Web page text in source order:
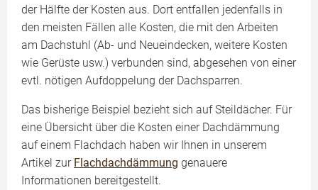
der Hälfte der Kosten aus. Dort entfallen jedenfalls in
den meisten Fällen alle Kosten, die mit den Arbeiten
am Dachstuhl (Ab- und Neueindecken, weitere Kosten
wie Gerüste usw.) verbunden sind, abgesehen von einer
evtl. nötigen Aufdoppelung der Dachsparren.
Das bisherige Beispiel bezieht sich auf Steildächer. Für
eine Übersicht über die Kosten einer Dachdämmung
auf einem Flachdach haben wir Ihnen in unserem
Artikel zur Flachdachdämmung genauere
Informationen bereitgestellt.